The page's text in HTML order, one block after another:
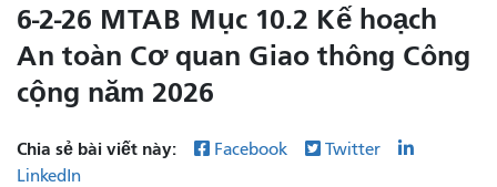
6-2-26 MTAB Mục 10.2 Kế hoạch
An toàn Cơ quan Giao thông Công
cộng năm 2026
Chia sẻ bài viết này: Facebook
Twitter
LinkedIn